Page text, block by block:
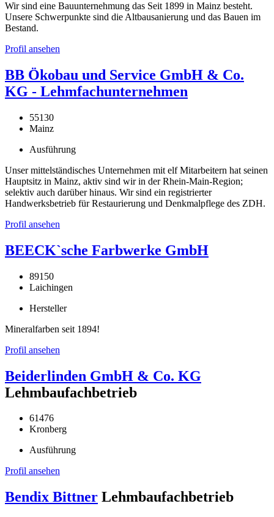
Wir sind eine Bauunternehmung das Seit 1899 in Mainz besteht.
Unsere Schwerpunkte sind die Altbausanierung und das Bauen im
Bestand.
Profil ansehen
BB Ökobau und Service GmbH & Co.
KG - Lehmfachunternehmen
55130
Mainz
Ausführung
Unser mittelständisches Unternehmen mit elf Mitarbeitern hat seinen
Hauptsitz in Mainz, aktiv sind wir in der Rhein-Main-Region;
selektiv auch darüber hinaus. Wir sind ein registrierter
Handwerksbetrieb für Restaurierung und Denkmalpflege des ZDH.
Profil ansehen
BEECK`sche Farbwerke GmbH
89150
Laichingen
Hersteller
Mineralfarben seit 1894!
Profil ansehen
Beiderlinden GmbH & Co. KG
Lehmbaufachbetrieb
61476
Kronberg
Ausführung
Profil ansehen
Bendix Bittner Lehmbaufachbetrieb